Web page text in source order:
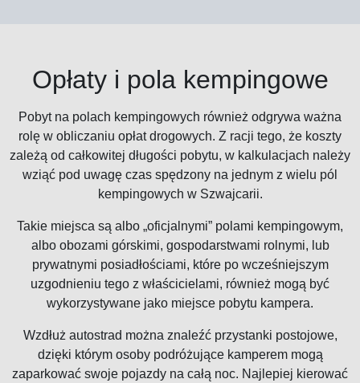
Opłaty i pola kempingowe
Pobyt na polach kempingowych również odgrywa ważna
rolę w obliczaniu opłat drogowych. Z racji tego, że koszty
zależą od całkowitej długości pobytu, w kalkulacjach należy
wziąć pod uwagę czas spędzony na jednym z wielu pól
kempingowych w Szwajcarii.
Takie miejsca są albo „oficjalnymi” polami kempingowym,
albo obozami górskimi, gospodarstwami rolnymi, lub
prywatnymi posiadłościami, które po wcześniejszym
uzgodnieniu tego z właścicielami, również mogą być
wykorzystywane jako miejsce pobytu kampera.
Wzdłuż autostrad można znaleźć przystanki postojowe,
dzięki którym osoby podróżujące kamperem mogą
zaparkować swoje pojazdy na całą noc. Najlepiej kierować